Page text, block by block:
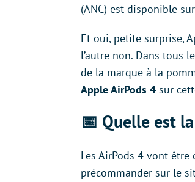
(ANC) est disponible
Et oui, petite surprise,
l’autre non. Dans tous
de la marque à la
Apple AirPods 4 sur
📅 Quelle est
Les AirPods 4 vont être
précommander sur le